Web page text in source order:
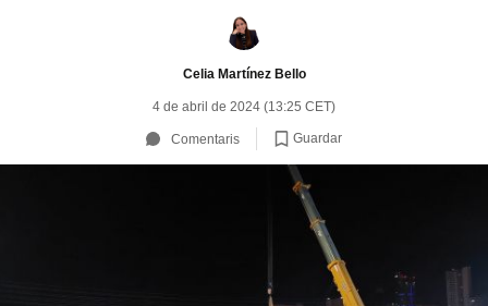
Celia Martínez Bello
4 de abril de 2024 (13:25 CET)
Comentaris Guardar